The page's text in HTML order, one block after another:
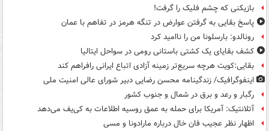
بازیکنی که چشم فلیک را گرفت!
پاسخ بقایی به گرفتن عوارض در تنگه هرمز در تفاهم با عمان
رونالدو: بارسلونا من را ناامید کرد
کشف بقایای یک کشتی باستانی رومی در سواحل ایتالیا
بقایی:کویت هرچه سریع‌تر زمینه آزادی اتباع ایرانی رافراهم کند
اینفوگرافیک/ زندگینامه محسن رضایی دبیر شورای عالی امنیت‌ ملی
رگبار و رعد و برق در شمال و جنوب کشور
آتلانتیک: آمریکا برای حمله به عمق روسیه اطلاعات به کی‌یف می‌دهد
اظهار نظر عجیب فان خال درباره مارادونا و مسی